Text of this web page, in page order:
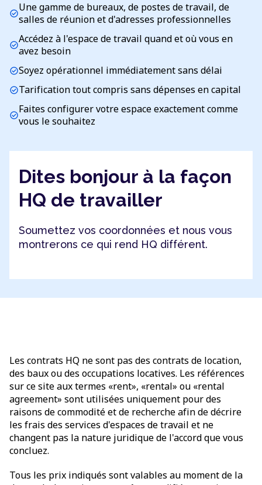
check_circleUne gamme de bureaux, de postes de travail, de
salles de réunion et d'adresses professionnelles
check_circleAccédez à l'espace de travail quand et où vous en
avez besoin
check_circleSoyez opérationnel immédiatement sans délai
check_circleTarification tout compris sans dépenses en capital
check_circleFaites configurer votre espace exactement comme
vous le souhaitez
Dites bonjour à la façon
HQ de travailler
Soumettez vos coordonnées et nous vous
montrerons ce qui rend HQ différent.
Les contrats HQ ne sont pas des contrats de location,
des baux ou des occupations locatives. Les références
sur ce site aux termes «rent», «rental» ou «rental
agreement» sont utilisées uniquement pour des
raisons de commodité et de recherche afin de décrire
les frais des services d'espaces de travail et ne
changent pas la nature juridique de l'accord que vous
concluez.
Tous les prix indiqués sont valables au moment de la